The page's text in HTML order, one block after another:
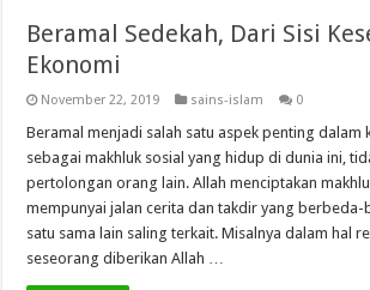
Beramal Sedekah, Dari Sisi
Ekonomi
November 22, 2019 sains-islam 0
Beramal menjadi salah satu aspek penting dalam
sebagai makhluk sosial yang hidup di dunia ini,
pertolongan orang lain. Allah menciptakan
mempunyai jalan cerita dan takdir yang berbeda-
satu sama lain saling terkait. Misalnya dalam hal
seseorang diberikan Allah …